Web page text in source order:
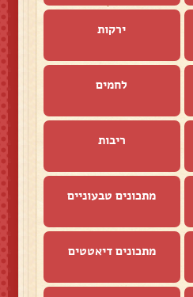
ירקות
לחמים
ריבות
מתכונים טבעוניים
מתכונים דיאטטים